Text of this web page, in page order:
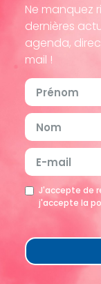
Ne manquez
dernières
agenda,
mail !
J'accepte de
j'accepte la